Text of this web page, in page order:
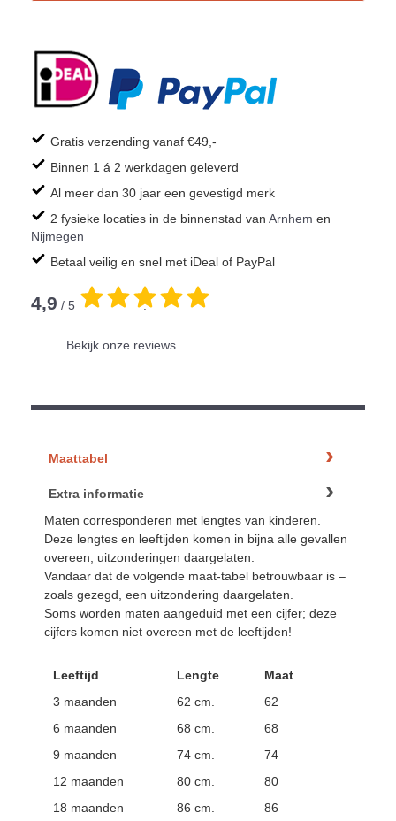
Gratis verzending vanaf €49,-
Binnen 1 á 2 werkdagen geleverd
Al meer dan 30 jaar een gevestigd merk
2 fysieke locaties in de binnenstad van Arnhem en
Nijmegen
Betaal veilig en snel met iDeal of PayPal
4,9 / 5 .
Bekijk onze reviews
Maattabel
Extra informatie
Maten corresponderen met lengtes van kinderen.
Deze lengtes en leeftijden komen in bijna alle gevallen
overeen, uitzonderingen daargelaten.
Vandaar dat de volgende maat-tabel betrouwbaar is –
zoals gezegd, een uitzondering daargelaten.
Soms worden maten aangeduid met een cijfer; deze
cijfers komen niet overeen met de leeftijden!
Leeftijd Lengte
Maat
3 maanden
62 cm.
62
6 maanden
68 cm.
68
9 maanden
74 cm.
74
12 maanden
80 cm.
80
18 maanden
86 cm. 86